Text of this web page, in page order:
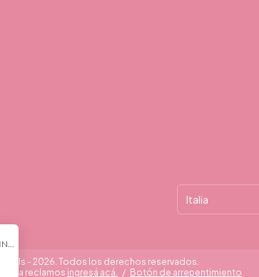
- 2026. Todos los derechos reservados.
Para reclamos ingresá acá. / Botón de arrepentimiento